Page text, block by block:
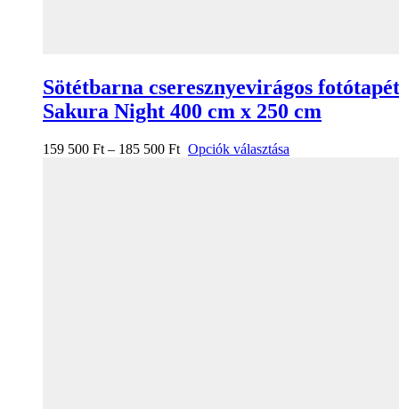
Sötétbarna cseresznyevirágos
Sakura Night 400 cm x 250 cm
159 500 Ft – 185 500 Ft Opciók választása